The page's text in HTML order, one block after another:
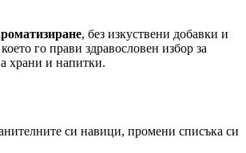
, без изкуствени добавки и
го прави здравословен избор за
храни и напитки.
си навици, промени списъка си